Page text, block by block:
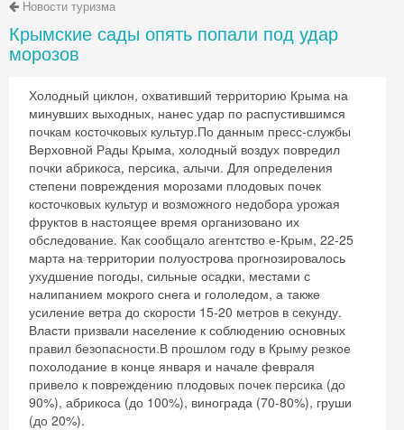
Новости туризма
Крымские сады опять попали под удар
морозов
Холодный циклон, охвативший территорию Крыма на
минувших выходных, нанес удар по распустившимся
почкам косточковых культур.По данным пресс-службы
Верховной Рады Крыма, холодный воздух повредил
почки абрикоса, персика, алычи. Для определения
степени повреждения морозами плодовых почек
косточковых культур и возможного недобора урожая
фруктов в настоящее время организовано их
обследование. Как сообщало агентство е-Крым, 22-25
марта на территории полуострова прогнозировалось
ухудшение погоды, сильные осадки, местами с
налипанием мокрого снега и гололедом, а также
усиление ветра до скорости 15-20 метров в секунду.
Власти призвали население к соблюдению основных
правил безопасности.В прошлом году в Крыму резкое
похолодание в конце января и начале февраля
привело к повреждению плодовых почек персика (до
90%), абрикоса (до 100%), винограда (70-80%), груши
(до 20%).